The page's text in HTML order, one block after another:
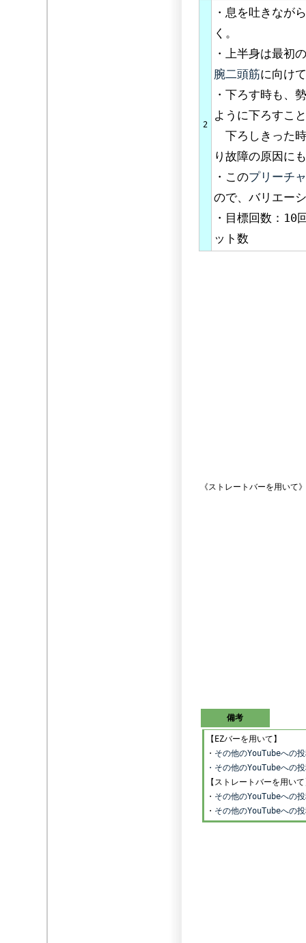
2
・息を吐きなが
く。
・上半身は最初
腕二頭筋に向け
・下ろす時も、
ように下ろすこ
下ろしきった
り故障の原因に
・このプリーチ
ので、バリエー
・目標回数：10
ット数
《ストレートバーを用いて》
備考
【EZバーを用いて】
・ その他のYouTubeへの
・その他のYouTubeへの
【ストレートバーを用い
・ その他のYouTubeへの
・ その他のYouTubeへの